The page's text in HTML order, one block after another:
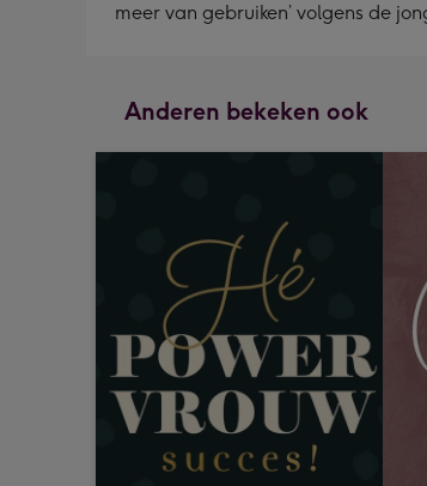
meer van gebruiken’ volgens de
Anderen bekeken ook